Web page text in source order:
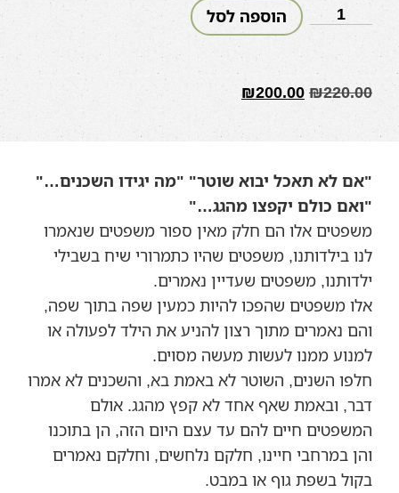
הוספה לסל
₪220.00
₪200.00
"אם לא תאכל יבוא שוטר" "מה יגידו השכנים…"
"ואם כולם יקפצו מהגג…"
משפטים אלו הם חלק מאין ספור משפטים שנאמרו
לנו בילדותנו, משפטים שהיו כתמרורי שיח בשבילי
ילדותנו, משפטים שעדיין נאמרים.
אלו משפטים שהפכו להיות כמעין שפה בתוך שפה,
והם נאמרים מתוך רצון להניע את הילד לפעולה או
למנוע ממנו לעשות מעשה מסוים.
חלפו השנים, השוטר לא באמת בא, והשכנים לא אמרו
דבר, ובאמת שאף אחד לא קפץ מהגג. אולם
המשפטים חיים להם עד עצם היום הזה, הן בתוכנו
והן במרחבי חיינו, חלקם נלחשים, וחלקם נאמרים
בקול בשפת גוף או במבט.